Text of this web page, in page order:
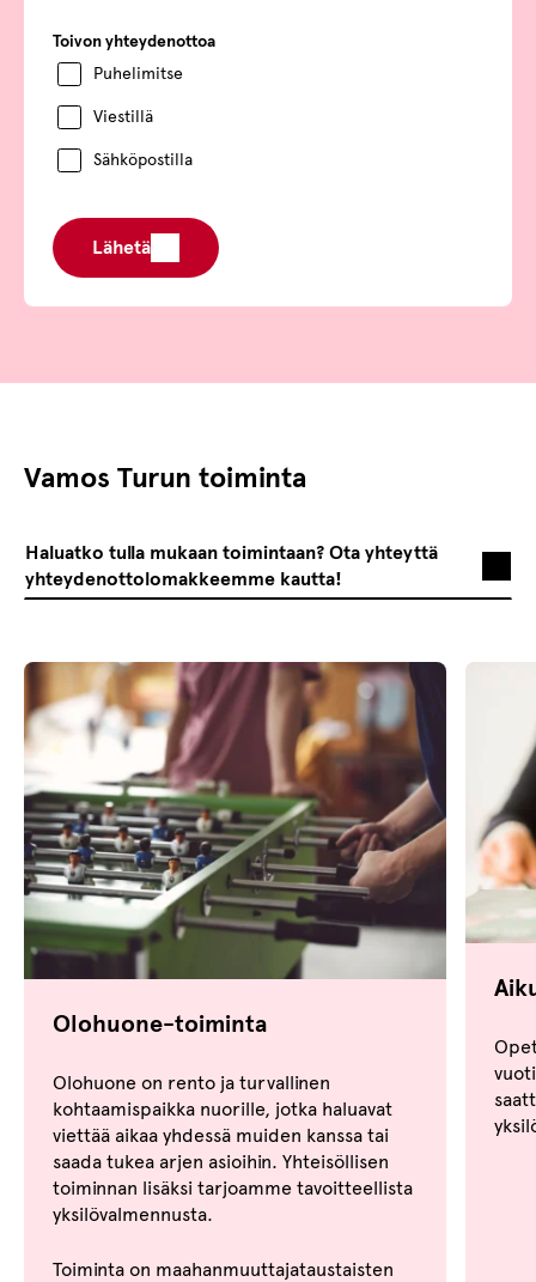
Toivon yhteydenottoa
Puhelimitse
Viestillä
Sähköpostilla
Lähetä
Vamos Turun toiminta
Haluatko tulla mukaan toimintaan? Ota yhteyttä
yhteydenottolomakkeemme kautta!
Olohuone-toiminta
Olohuone on rento ja turvallinen
kohtaamispaikka nuorille, jotka haluavat
viettää aikaa yhdessä muiden kanssa tai
saada tukea arjen asioihin. Yhteisöllisen
toiminnan lisäksi tarjoamme tavoitteellista
yksilövalmennusta.
Toiminta on maahanmuuttajataustaisten